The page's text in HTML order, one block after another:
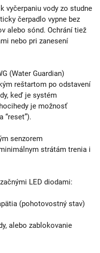
vyčerpaniu vody zo studne
čerpadlo vypne bez
alebo sónd. Ochrání tiež
nebo pri zanesení
(Water Guardian)
reštartom po odstavení
keď je systém
je možnosť
“reset”).
senzorem
strátám trenia i
LED diodami:
(pohotovostný stav)
alebo zablokovanie